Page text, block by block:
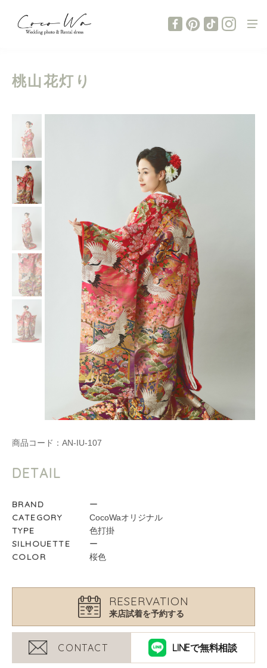
桃山花灯り
商品コード： AN-IU-107
DETAIL
BRAND ー
CATEGORY CocoWaオリジナル
TYPE 色打掛
SILHOUETTE ー
COLOR 桜色
RESERVATION
来店試着を予約する
LINEで無料相談